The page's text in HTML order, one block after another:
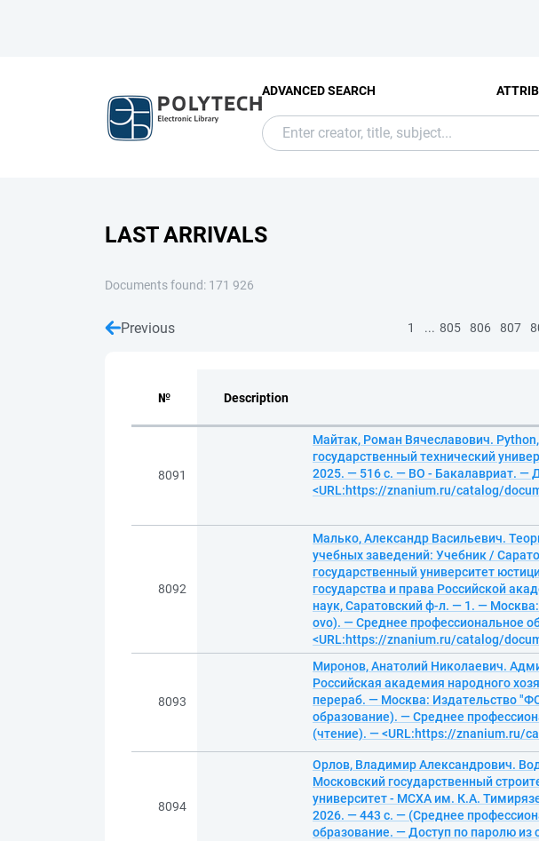
ADVANCED SEARCH
LAST ARRIVALS
Documents found: 171 926
Previous 1 ... 805 806 807
№ Description
8091
Майтак, Роман Вячеславович.
государственный технический
2025. — 516 с. — ВО - Бакалавриат. —
<URL:https://znanium.ru/catalog/
8092
Малько, Александр Васильевич.
учебных заведений: Учебник /
государственный университет
государства и права Российской
наук, Саратовский ф-л. — 1. —
ovo). — Среднее профессиональное
<URL:https://znanium.ru/catalog/
8093
Миронов, Анатолий Николаевич.
Российская академия народного
перераб. — Москва: Издательство
образование). — Среднее
(чтение). — <URL:https://znanium.ru/
8094
Орлов, Владимир Александрович.
Московский государственный
университет - МСХА им. К.А.
2026. — 443 с. — (Среднее
образование. — Доступ по паролю из